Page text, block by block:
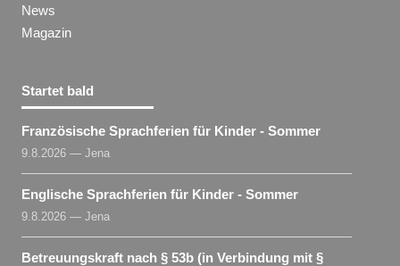
News
Magazin
Startet bald
Französische Sprachferien für Kinder - Sommer
9.8.2026 — Jena
Englische Sprachferien für Kinder - Sommer
9.8.2026 — Jena
Betreuungskraft nach § 53b (in Verbindung mit §